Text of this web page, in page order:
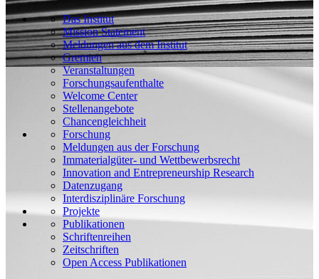
Das Institut
Mission Statement
Meldungen aus dem Institut
Gremien
Veranstaltungen
Forschungsaufenthalte
Welcome Center
Stellenangebote
Chancengleichheit
Forschung
Meldungen aus der Forschung
Immaterialgüter- und Wettbewerbsrecht
Innovation and Entrepreneurship Research
Datenzugang
Interdisziplinäre Forschung
Projekte
Publikationen
Schriftenreihen
Zeitschriften
Open Access Publikationen